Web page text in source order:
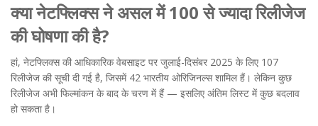
क्या नेटफ्लिक्स ने असल में 100 से ज्यादा रिलीजेज
की घोषणा की है?
हां, नेटफ्लिक्स की आधिकारिक वेबसाइट पर जुलाई-दिसंबर 2025 के लिए 107
रिलीजेज की सूची दी गई है, जिसमें 42 भारतीय ओरिजिनल्स शामिल हैं। लेकिन कुछ
रिलीजेज अभी फिल्मांकन के बाद के चरण में हैं — इसलिए अंतिम लिस्ट में कुछ बदलाव
हो सकता है।